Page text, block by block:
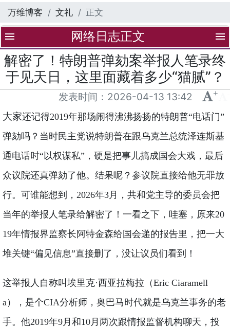
万维博客 文礼 正文
menu 网络日志正文 menu
解密了！特朗普弹劾案举报人笔录终
于见天日，这里面藏着多少“猫腻”？
发表时间： 2026-04-13 13:42 +
大家还记得2019年那场闹得沸沸扬扬的特朗普“电话门”
弹劾吗？当时民主党说特朗普在跟乌克兰总统泽连斯基
通电话时“以权谋私”，硬是把事儿搞成国会大戏，最后
众议院还真弹劾了他。结果呢？参议院直接给他无罪放
行。可谁能想到，2026年3月，共和党主导的委员会把
当年的举报人笔录给解密了！一看之下，哇塞，原来20
19年情报界监察长阿特金森给国会递的报告里，把一大
堆关键“偏见信息”直接删了，没让议员们看到！
这举报人自称叫埃里克·西亚拉梅拉（Eric Ciaramell
a），是个CIA分析师，奥巴马时代就是乌克兰事务的老
手。他2019年9月和10月两次跟情报监督机构聊天，投